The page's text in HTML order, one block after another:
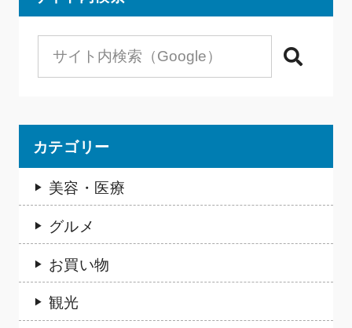
検索
カテゴリー
美容・医療
グルメ
お買い物
観光